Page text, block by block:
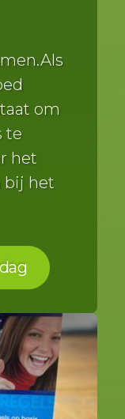
om
te
het
bij het